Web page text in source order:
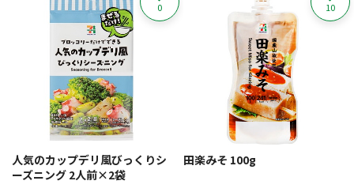
人気のカップデリ風びっくりシ
ーズニング 2人前×2袋
0
田楽みそ 100g
10